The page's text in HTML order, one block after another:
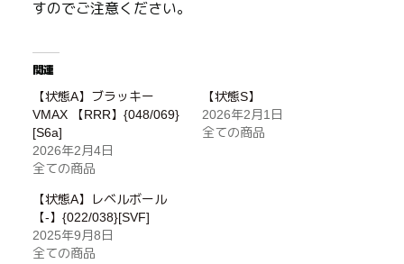
すのでご注意ください。
関連
【状態A】ブラッキー
VMAX 【RRR】{048/069}
[S6a]
2026年2月4日
全ての商品
【状態S】
2026年2月1日
全ての商品
【状態A】レベルボール
【-】{022/038}[SVF]
2025年9月8日
全ての商品